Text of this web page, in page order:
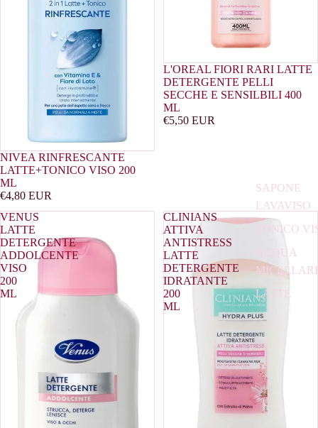
SAPONE
LAVAVISO
TONICO
ACQUA
LATTE
VISO
NIVEA RINFRESCANTE
LATTE+TONICO VISO 200
ML
€4,80 EUR
L'OREAL FIORI RARI LATTE
DETERGENTE PELLI
SECCHE E SENSILBILI 400
ML
€5,50 EUR
VENUS
LATTE
DETERGENTE
ADDOLCENTE
VISO
200
ML
CLINIANS
ATTIVA
ANTISTRESS
LATTE
DETERGENTE
IDRATANTE
200
ML